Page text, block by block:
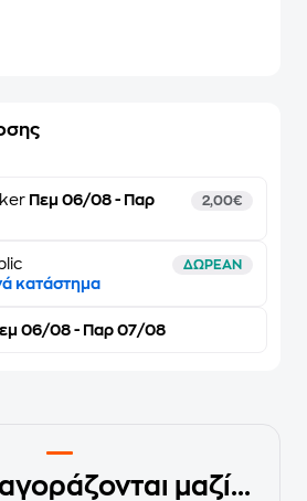
Πεμ 06/08 - Παρ
2,00€
ΔΩΡΕΑΝ
κατάστημα
06/08 - Παρ 07/08
μαζί...